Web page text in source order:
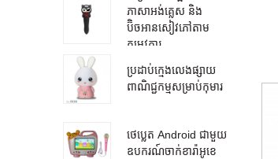
ភាសាអង់គ្លេស និង
ប៊ិចអានសៀវភៅតាម
តម្រូវការ...
ប្រដាប់ក្មេងលេងផ្សាយ
ពាណិជ្ជកម្មសម្រាប់កុមារ
ថេប្លេត Android ជាមួយ
ឧបករណ៍ចាក់ខារ៉ាអូខេ